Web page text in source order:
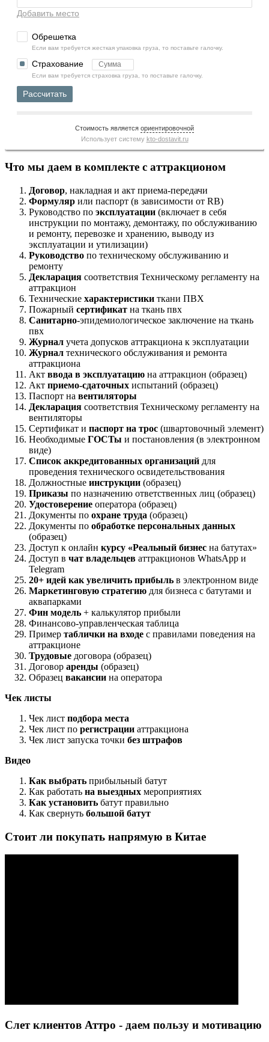
Добавить место
Обрешетка
Если вам требуется жесткая упаковка груза, то поставьте галочку.
Страхование
Если вам требуется страховка груза, то поставьте галочку.
Рассчитать
Стоимость является ориентировочной
Использует систему kto-dostavit.ru
Что мы даем в комплекте с аттракционом
Договор, накладная и акт приема-передачи
Формуляр или паспорт (в зависимости от RB)
Руководство по эксплуатации (включает в себя
инструкции по монтажу, демонтажу, по обслуживанию
и ремонту, перевозке и хранению, выводу из
эксплуатации и утилизации)
Руководство по техническому обслуживанию и
ремонту
Декларация соответствия Техническому регламенту на
аттракцион
Технические характеристики ткани ПВХ
Пожарный сертификат на ткань пвх
Санитарно-эпидемиологическое заключение на ткань
пвх
Журнал учета допусков аттракциона к эксплуатации
Журнал технического обслуживания и ремонта
аттракциона
Акт ввода в эксплуатацию на аттракцион (образец)
Акт приемо-сдаточных испытаний (образец)
Паспорт на вентиляторы
Декларация соответствия Техническому регламенту на
вентиляторы
Сертификат и паспорт на трос (швартовочный элемент)
Необходимые ГОСТы и постановления (в электронном
виде)
Список аккредитованных организаций для
проведения технического освидетельствования
Должностные инструкции (образец)
Приказы по назначению ответственных лиц (образец)
Удостоверение оператора (образец)
Документы по охране труда (образец)
Документы по обработке персональных данных
(образец)
Доступ к онлайн курсу «Реальный бизнес на батутах»
Доступ в чат владельцев аттракционов WhatsApp и
Telegram
20+ идей как увеличить прибыль в электронном виде
Маркетинговую стратегию для бизнеса с батутами и
аквапарками
Фин модель + калькулятор прибыли
Финансово-управленческая таблица
Пример таблички на входе с правилами поведения на
аттракционе
Трудовые договора (образец)
Договор аренды (образец)
Образец вакансии на оператора
Чек листы
Чек лист подбора места
Чек лист по регистрации аттракциона
Чек лист запуска точки без штрафов
Видео
Как выбрать прибыльный батут
Как работать на выездных мероприятиях
Как установить батут правильно
Как свернуть большой батут
Стоит ли покупать напрямую в Китае
Слет клиентов Аттро - даем пользу и мотивацию